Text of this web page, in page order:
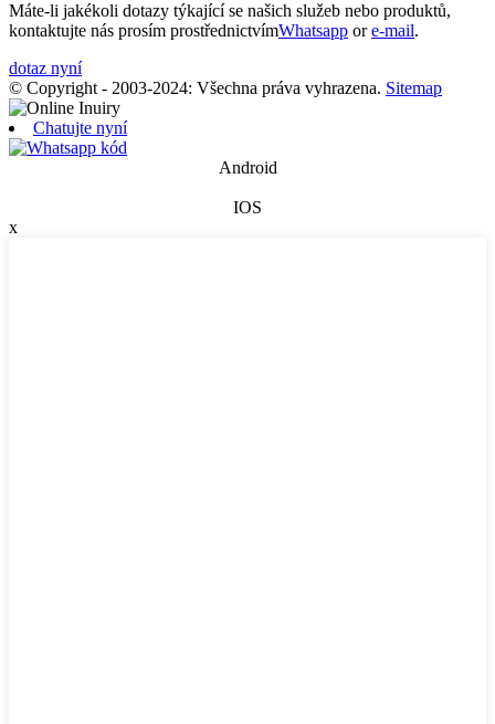
Máte-li jakékoli dotazy týkající se našich služeb nebo produktů,
kontaktujte nás prosím prostřednictvímWhatsapp ore-mail.
dotaz nyní
© Copyright - 2003-2024: Všechna práva vyhrazena. Sitemap
Chatujte nyní
Android
IOS
x